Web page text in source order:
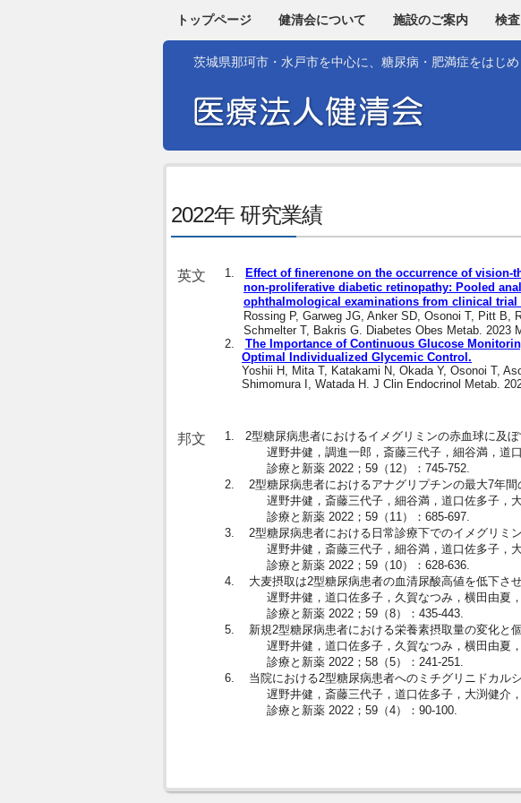
トップページ 健清会について 施設のご案内 検
茨城県那珂市・水戸市を中心に、糖尿病・肥満症をはじ
2022年 研究業績
英文 1.
Effect of finerenone on the occurrence of
non-proliferative diabetic retinopathy: Pooled
ophthalmological examinations from clinical trial
Rossing P, Garweg JG, Anker SD, Osonoi T, Pitt B,
Schmelter T, Bakris G. Diabetes Obes Metab. 2023
2.
The Importance of Continuous Glucose
Optimal Individualized Glycemic Control.
Yoshii H, Mita T, Katakami N, Okada Y, Osonoi T,
Shimomura I, Watada H. J Clin Endocrinol Metab.
邦文
1. 2型糖尿病患者におけるイメグリミンの赤血球
遅野井健，調進一郎，斎藤三代子，細谷満，道
診療と新薬 2022；59（12）：745-752.
2. 2型糖尿病患者におけるアナグリプチンの最大
遅野井健，斎藤三代子，細谷満，道口佐多子，
診療と新薬 2022；59（11）：685-697.
3. 2型糖尿病患者における日常診療下でのイメグ
遅野井健，斎藤三代子，細谷満，道口佐多子，
診療と新薬 2022；59（10）：628-636.
4. 大麦摂取は2型糖尿病患者の血清尿酸高値を低下さ
遅野井健，道口佐多子，久賀なつみ，横田由夏
診療と新薬 2022；59（8）：435-443.
5. 新規2型糖尿病患者における栄養素摂取量の変化と
遅野井健，道口佐多子，久賀なつみ，横田由夏
診療と新薬 2022；58（5）：241-251.
6. 当院における2型糖尿病患者へのミチグリニドカル
遅野井健，斎藤三代子，道口佐多子，大渕健介
診療と新薬 2022；59（4）：90-100.